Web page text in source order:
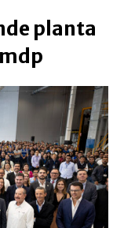
planta